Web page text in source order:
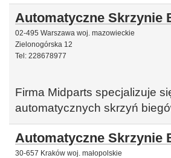
Automatyczne Skrzynie
02-495 Warszawa woj. mazowieckie
Zielonogórska 12
Tel: 228678977
Firma Midparts specjalizuje
automatycznych skrzyń
Automatyczne Skrzynie
30-657 Kraków woj. małopolskie